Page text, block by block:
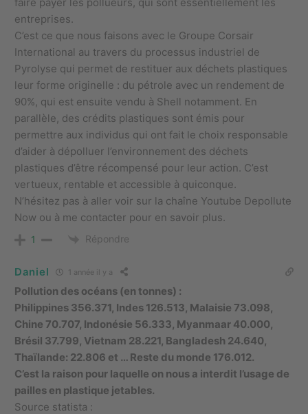
entreprises.
C’est ce que nous faisons avec le Groupe Corsair
International au travers du processus industriel de
Pyrolyse qui permet de restituer aux déchets plastiques
leur forme originelle : du pétrole avec un rendement de
90%, qui est ensuite vendu à Shell notamment. En
parallèle, des crédits plastiques sont émis pour
permettre aux individus qui ont fait le choix responsable
d’aider à dépolluer l’environnement des déchets
plastiques d’être récompensé pour leur action. C’est
vertueux, rentable et accessible à quiconque.
N’hésitez pas à aller voir sur la chaîne Youtube Depollute
Now ou à me contacter pour en savoir plus.
1 Répondre
Daniel 1 année il y a
Pollution des océans (en tonnes) :
Philippines 356.371, Indes 126.513, Malaisie 73.098,
Chine 70.707, Indonésie 56.333, Myanmaar 40.000,
Brésil 37.799, Vietnam 28.221, Bangladesh 24.640,
Thaïlande: 22.806 et … Reste du monde 176.012.
C’est la raison pour laquelle on nous a interdit l’usage de
pailles en plastique jetables.
Source statista :